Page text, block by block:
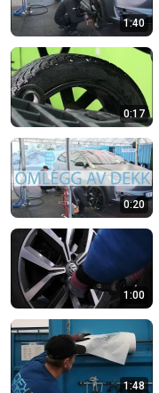
1:40
0:17
0:20
1:00
1:48